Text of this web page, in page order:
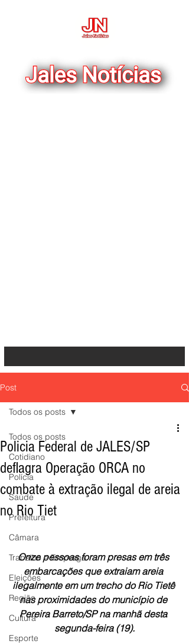
Post
Todos os posts
Cotidiano
Polícia
Saúde
Prefeitura
Câmara
Trabalho e Emprego
Eleições
Região
Cultura
Esporte
Todos os posts
Policia Federal de JALES/SP
deflagra Operação ORCA no
combate à extração ilegal de areia
no Rio Tiet
Onze pessoas foram presas em três
embarcações que extraiam areia
ilegalmente em um trecho do Rio Tietê
nas proximidades do município de
Pereira Barreto/SP na manhã desta
segunda-feira (19).